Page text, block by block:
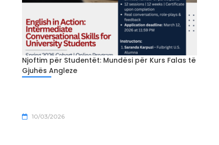
Njoftim për Studentët: Mundësi për Kurs Falas të
Gjuhës Angleze
10/03/2026